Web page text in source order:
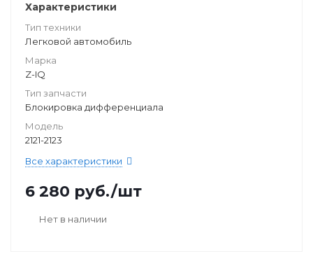
Характеристики
Тип техники
Легковой автомобиль
Марка
Z-IQ
Тип запчасти
Блокировка дифференциала
Модель
2121-2123
Все характеристики
6 280 руб./шт
Нет в наличии